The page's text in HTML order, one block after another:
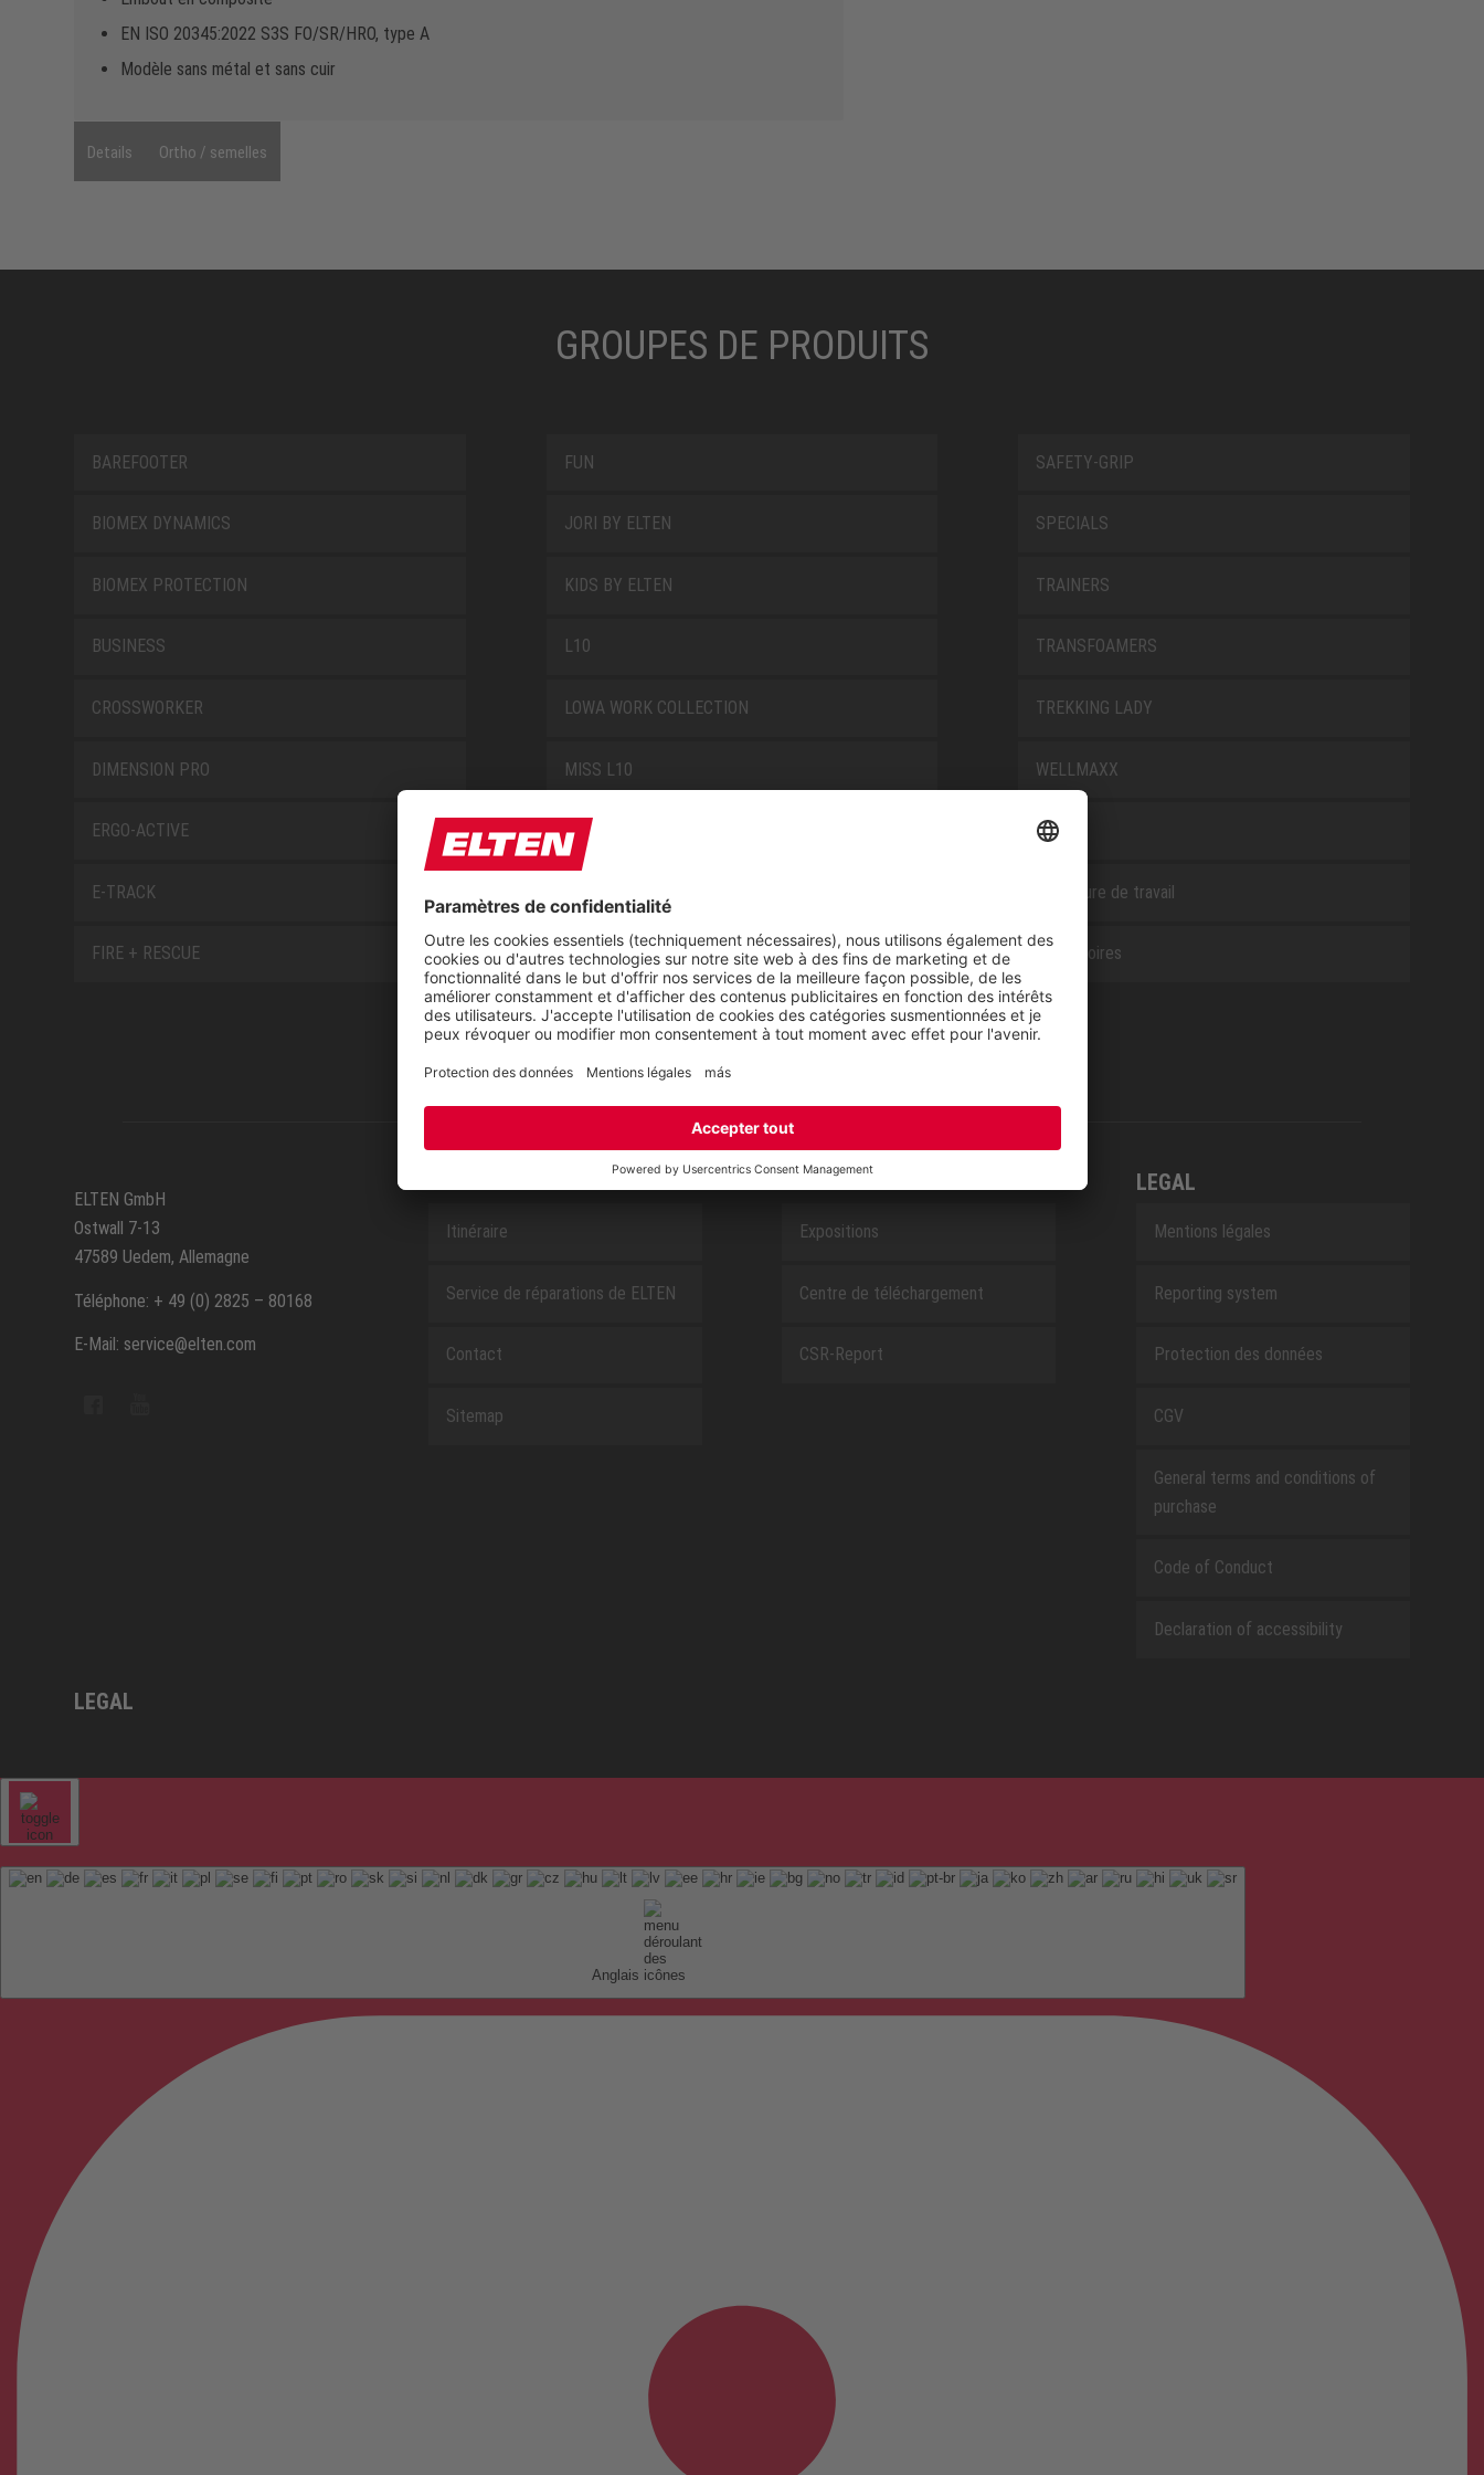
EN ISO 20345:2022 S3S FO/SR/HRO, type A
Modèle sans métal et sans cuir
Details Ortho / semelles
GROUPES DE PRODUITS
BAREFOOTER
BIOMEX DYNAMICS
BIOMEX PROTECTION
BUSINESS
CROSSWORKER
DIMENSION PRO
ERGO-ACTIVE
E-TRACK
FIRE + RESCUE
FUN
JORI BY ELTEN
KIDS BY ELTEN
L10
LOWA WORK COLLECTION
MISS L10
NEW CLASSICS
RETRO
SAFEGUARD
SAFETY-GRIP
SPECIALS
TRAINERS
TRANSFOAMERS
TREKKING LADY
WELLMAXX
WHITE
Chaussure de travail
Accessoires
ELTEN GmbH
Ostwall 7-13
47589 Uedem, Allemagne
Téléphone: + 49 (0) 2825 – 80168
E-Mail: service@elten.com
Itinéraire
Service de réparations de ELTEN
Contact
Sitemap
À PROPOS DE NOUS
Expositions
Centre de téléchargement
CSR-Report
LEGAL
Mentions légales
Reporting system
Protection des données
CGV
General terms and conditions of
purchase
Code of Conduct
Declaration of accessibility
LEGAL
Anglais